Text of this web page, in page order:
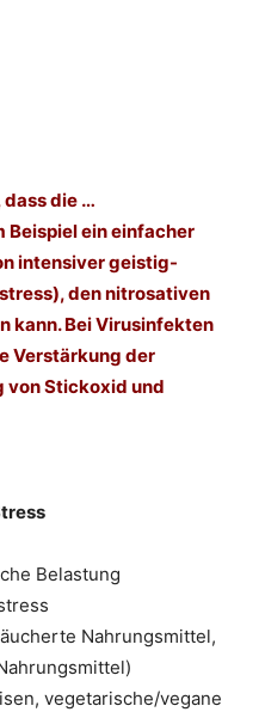
dass die …
Beispiel ein einfacher
intensiver geistig-
den nitrosativen
kann. Bei Virusinfekten
Verstärkung der
von Stickoxid und
Belastung
Nahrungsmittel,
vegetarische/vegane